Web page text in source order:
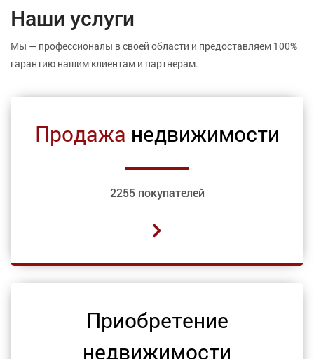
Наши услуги
Мы — профессионалы в своей области и предоставляем 100%
гарантию нашим клиентам и партнерам.
Продажа недвижимости
2255 покупателей
Приобретение
недвижимости